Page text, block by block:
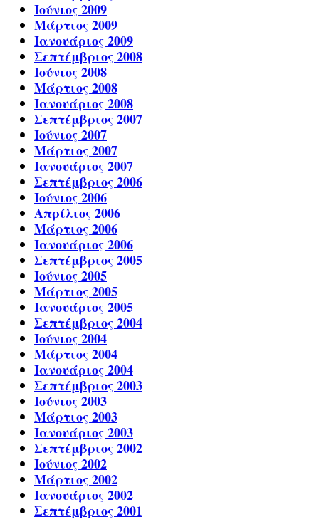
Ιούνιος 2009
Μάρτιος 2009
Ιανουάριος 2009
Σεπτέμβριος 2008
Ιούνιος 2008
Μάρτιος 2008
Ιανουάριος 2008
Σεπτέμβριος 2007
Ιούνιος 2007
Μάρτιος 2007
Ιανουάριος 2007
Σεπτέμβριος 2006
Ιούνιος 2006
Απρίλιος 2006
Μάρτιος 2006
Ιανουάριος 2006
Σεπτέμβριος 2005
Ιούνιος 2005
Μάρτιος 2005
Ιανουάριος 2005
Σεπτέμβριος 2004
Ιούνιος 2004
Μάρτιος 2004
Ιανουάριος 2004
Σεπτέμβριος 2003
Ιούνιος 2003
Μάρτιος 2003
Ιανουάριος 2003
Σεπτέμβριος 2002
Ιούνιος 2002
Μάρτιος 2002
Ιανουάριος 2002
Σεπτέμβριος 2001